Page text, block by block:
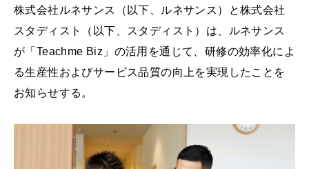
株式会社ルネサンス（以下、ルネサンス）と株式会社
スタディスト（以下、スタディスト）は、ルネサンス
が「Teachme Biz」の活用を通じて、研修の効率化によ
る生産性およびサービス品質の向上を実現したことを
お知らせする。